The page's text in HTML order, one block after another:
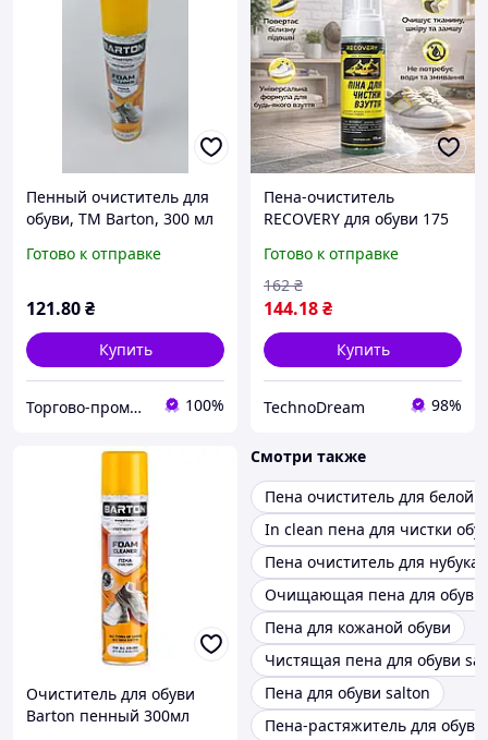
Пенный очиститель для
обуви, ТМ Barton, 300 мл
Готово к отправке
121.80₴
Купить
Торгово-промышленная компания: Зав Маг Пром 100%
Пена-очиститель
RECOVERY для обуви 175
кроссовок и белой
подошвы
Готово к отправке
144.18₴
162 ₴
Купить
TechnoDream 98%
Очиститель для обуви
Barton пенный 300мл
Смотри также
Пена очиститель для белой
In clean пена для чистки
Пена очиститель для нубука
Очищающая пена для обуви
Пена для кожаной обуви
Чистящая пена для обуви
Пена для обуви salton
Пена-растяжитель для